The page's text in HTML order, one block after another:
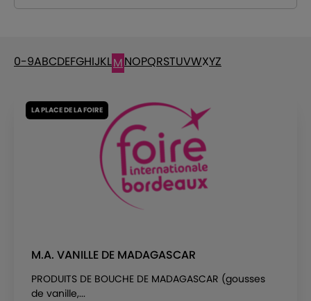
0-9ABCDEFGHIJKLMNOPQRSTUVWXYZ
LA PLACE DE LA FOIRE
M.A. VANILLE DE MADAGASCAR
PRODUITS DE BOUCHE DE MADAGASCAR (gousses
de vanille,...